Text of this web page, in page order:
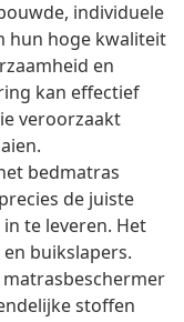
individuele
hun hoge kwaliteit
en
kan effectief
veroorzaakt
bedmatras
de juiste
te leveren. Het
buikslapers.
stoffen